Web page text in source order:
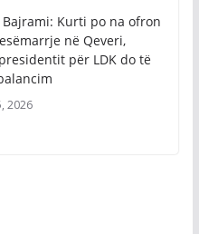
Bajrami: Kurti po na ofron
në Qeveri,
për LDK do të
2026